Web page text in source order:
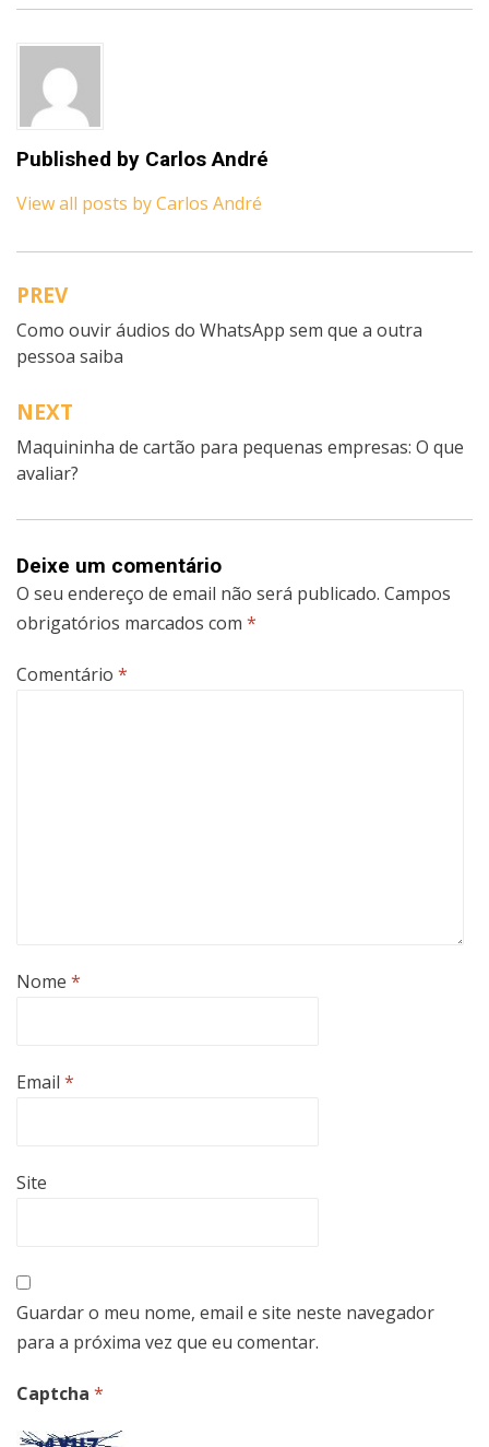
Published by Carlos André
View all posts by Carlos André
Navegação
de
artigos
PREV
Como ouvir áudios do WhatsApp sem que a outra
pessoa saiba
NEXT
Maquininha de cartão para pequenas empresas: O que
avaliar?
Deixe um comentário
O seu endereço de email não será publicado. Campos
obrigatórios marcados com *
Comentário *
Nome *
Email *
Site
Guardar o meu nome, email e site neste navegador
para a próxima vez que eu comentar.
Captcha *